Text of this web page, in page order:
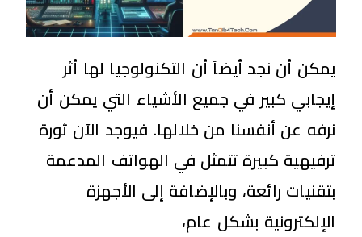
يمكن أن نجد أيضاً أن التكنولوجيا لها أثر
إيجابي كبير في جميع الأشياء التي يمكن أن
نرفه عن أنفسنا من خلالها. فيوجد الآن ثورة
ترفيهية كبيرة تتمثل في الهواتف المدعمة
بتقنيات رائعة، وبالإضافة إلى الأجهزة
الإلكترونية بشكل عام،